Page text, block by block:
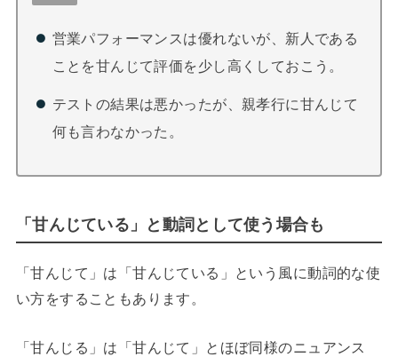
営業パフォーマンスは優れないが、新人である
ことを甘んじて評価を少し高くしておこう。
テストの結果は悪かったが、親孝行に甘んじて
何も言わなかった。
「甘んじている」と動詞として使う場合も
「甘んじて」は「甘んじている」という風に動詞的な使
い方をすることもあります。
「甘んじる」は「甘んじて」とほぼ同様のニュアンス